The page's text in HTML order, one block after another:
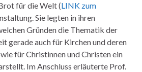
für die Welt (LINK zum
Sie legten in ihren
Gründen die Thematik der
gerade auch für Kirchen und deren
für Christinnen und Christen ein
Im Anschluss erläuterte Prof.